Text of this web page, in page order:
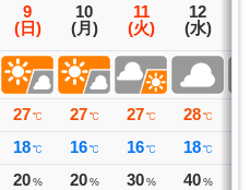
9
(日)
27 ℃
18 ℃
20 %
10
(月)
27 ℃
16 ℃
20 %
11
(火)
27 ℃
16 ℃
30 %
12
(水)
28 ℃
18 ℃
40 %